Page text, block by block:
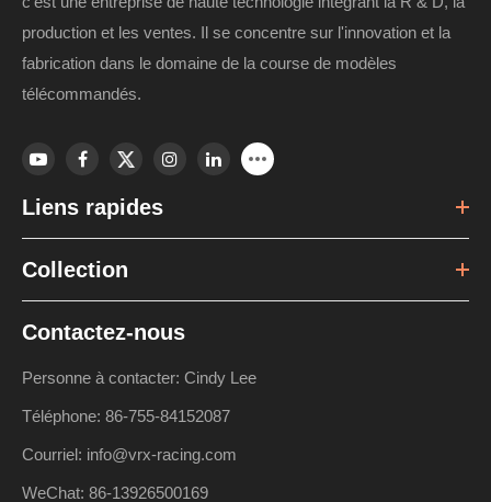
production et les ventes. Il se concentre sur l'innovation et la
fabrication dans le domaine de la course de modèles
télécommandés.
Liens rapides
Collection
Contactez-nous
Personne à contacter: Cindy Lee
Téléphone: 86-755-84152087
Courriel: info@vrx-racing.com
WeChat: 86-13926500169